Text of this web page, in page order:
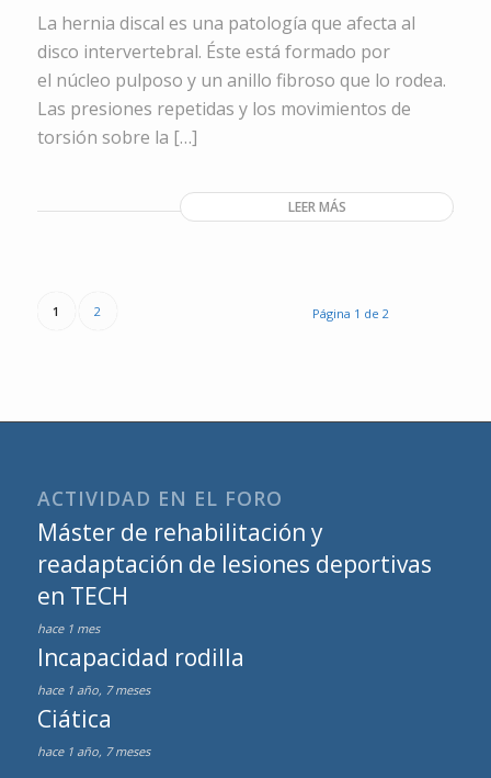
La hernia discal es una patología que afecta al
disco intervertebral. Éste está formado por
el núcleo pulposo y un anillo fibroso que lo rodea.
Las presiones repetidas y los movimientos de
torsión sobre la […]
LEER MÁS
Página 1 de 2
1 2
ACTIVIDAD EN EL FORO
Máster de rehabilitación y
readaptación de lesiones deportivas
en TECH
hace 1 mes
Incapacidad rodilla
hace 1 año, 7 meses
Ciática
hace 1 año, 7 meses